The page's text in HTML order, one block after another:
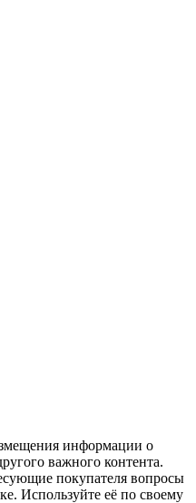
информации о
важного контента.
покупателя вопросы
Используйте её по своему